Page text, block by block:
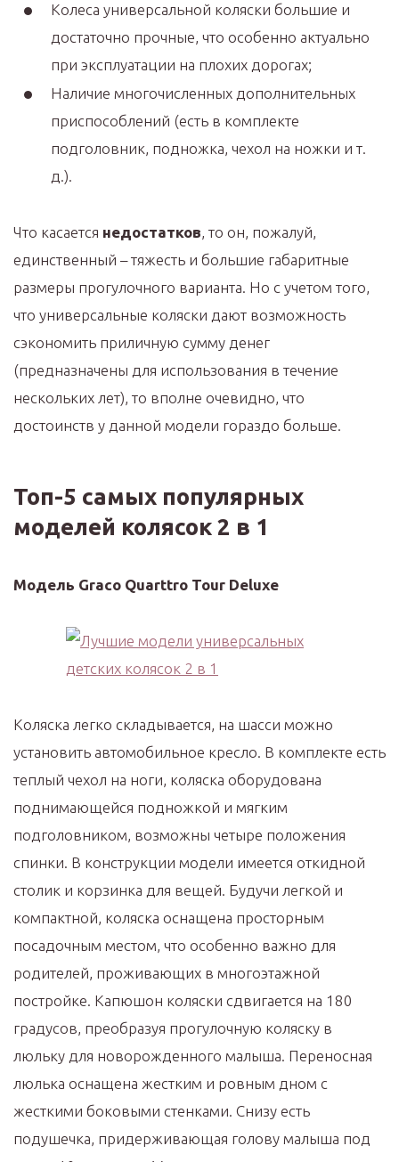
Колеса универсальной коляски большие и
достаточно прочные, что особенно актуально
при эксплуатации на плохих дорогах;
Наличие многочисленных дополнительных
приспособлений (есть в комплекте
подголовник, подножка, чехол на ножки и т.
д.).
Что касается недостатков, то он, пожалуй,
единственный – тяжесть и большие габаритные
размеры прогулочного варианта. Но с учетом того,
что универсальные коляски дают возможность
сэкономить приличную сумму денег
(предназначены для использования в течение
нескольких лет), то вполне очевидно, что
достоинств у данной модели гораздо больше.
Топ-5 самых популярных
моделей колясок 2 в 1
Модель Graco Quarttro Tour Deluxe
Коляска легко складывается, на шасси можно
установить автомобильное кресло. В комплекте есть
теплый чехол на ноги, коляска оборудована
поднимающейся подножкой и мягким
подголовником, возможны четыре положения
спинки. В конструкции модели имеется откидной
столик и корзинка для вещей. Будучи легкой и
компактной, коляска оснащена просторным
посадочным местом, что особенно важно для
родителей, проживающих в многоэтажной
постройке. Капюшон коляски сдвигается на 180
градусов, преобразуя прогулочную коляску в
люльку для новорожденного малыша. Переносная
люлька оснащена жестким и ровным дном с
жесткими боковыми стенками. Снизу есть
подушечка, придерживающая голову малыша под